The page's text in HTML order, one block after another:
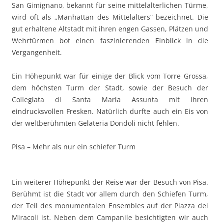
San Gimignano, bekannt für seine mittelalterlichen Türme,
wird oft als „Manhattan des Mittelalters“ bezeichnet. Die
gut erhaltene Altstadt mit ihren engen Gassen, Plätzen und
Wehrtürmen bot einen faszinierenden Einblick in die
Vergangenheit.
Ein Höhepunkt war für einige der Blick vom Torre Grossa,
dem höchsten Turm der Stadt, sowie der Besuch der
Collegiata di Santa Maria Assunta mit ihren
eindrucksvollen Fresken. Natürlich durfte auch ein Eis von
der weltberühmten Gelateria Dondoli nicht fehlen.
Pisa – Mehr als nur ein schiefer Turm
Ein weiterer Höhepunkt der Reise war der Besuch von Pisa.
Berühmt ist die Stadt vor allem durch den Schiefen Turm,
der Teil des monumentalen Ensembles auf der Piazza dei
Miracoli ist. Neben dem Campanile besichtigten wir auch